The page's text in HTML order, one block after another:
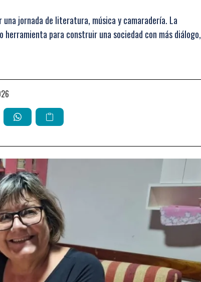
jornada de literatura, música y camaradería. La
para construir una sociedad con más diálogo,